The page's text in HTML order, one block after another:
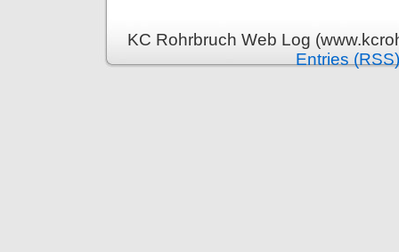
KC Rohrbruch Web Log
Entries (RSS)